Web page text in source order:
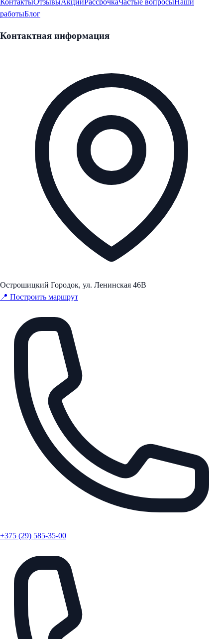
работыБлог
Контактная информация
Острошицкий Городок, ул. Ленинская 46В
📍 Построить маршрут
+375 (29) 585-35-00